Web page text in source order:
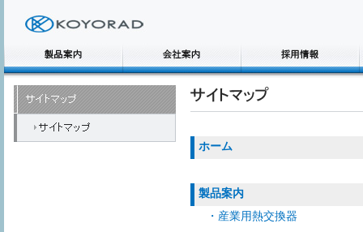
ホーム
製品案内
・産業用熱交換器